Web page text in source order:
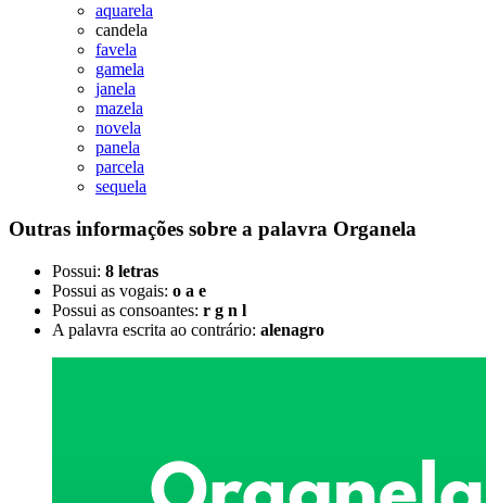
aquarela
candela
favela
gamela
janela
mazela
novela
panela
parcela
sequela
Outras informações sobre a palavra Organela
Possui: 8 letras
Possui as vogais: o a e
Possui as consoantes: r g n l
A palavra escrita ao contrário: alenagro